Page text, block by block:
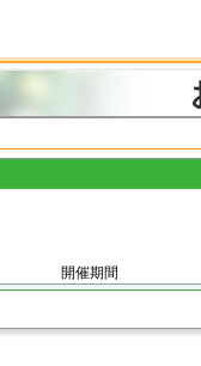
開催期間